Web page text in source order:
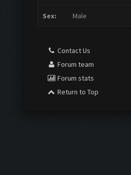
Sex: Male
Contact Us
Forum team
Forum stats
Return to Top